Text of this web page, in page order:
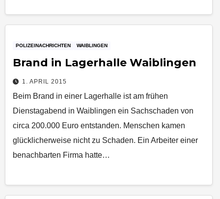
POLIZEINACHRICHTEN WAIBLINGEN
Brand in Lagerhalle Waiblingen
1. APRIL 2015
Beim Brand in einer Lagerhalle ist am frühen
Dienstagabend in Waiblingen ein Sachschaden von
circa 200.000 Euro entstanden. Menschen kamen
glücklicherweise nicht zu Schaden. Ein Arbeiter einer
benachbarten Firma hatte…